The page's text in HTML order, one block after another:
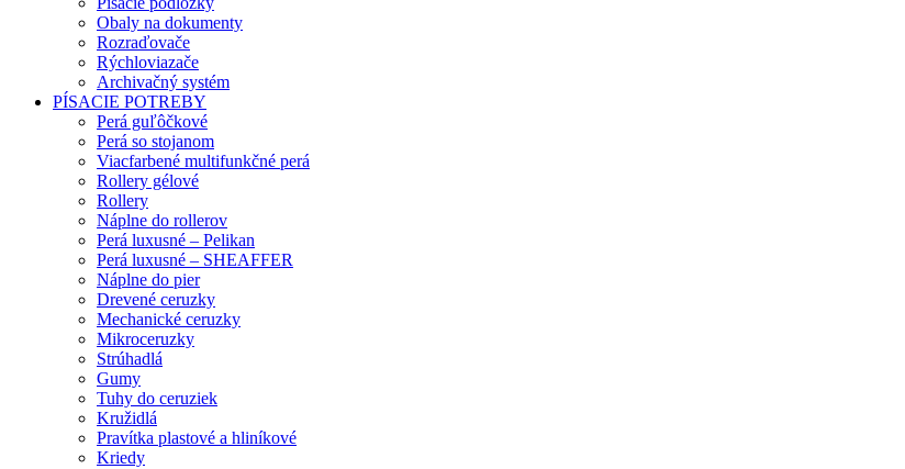
Obaly na dokumenty
Rozraďovače
Rýchloviazače
Archivačný systém
PÍSACIE POTREBY
Perá guľôčkové
Perá so stojanom
Viacfarbené multifunkčné perá
Rollery gélové
Rollery
Náplne do rollerov
Perá luxusné – Pelikan
Perá luxusné – SHEAFFER
Náplne do pier
Drevené ceruzky
Mechanické ceruzky
Mikroceruzky
Strúhadlá
Gumy
Tuhy do ceruziek
Kružidlá
Pravítka plastové a hliníkové
Kriedy